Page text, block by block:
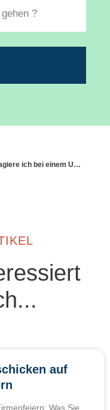
Wie reagiere ich bei einem Unfall mit dem geliehenen E-Scooter?
auf
Was Sie